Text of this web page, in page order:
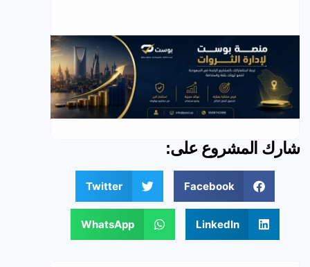
شارك المشروع على:
Facebook
Twitter
LinkedIn
WhatsApp